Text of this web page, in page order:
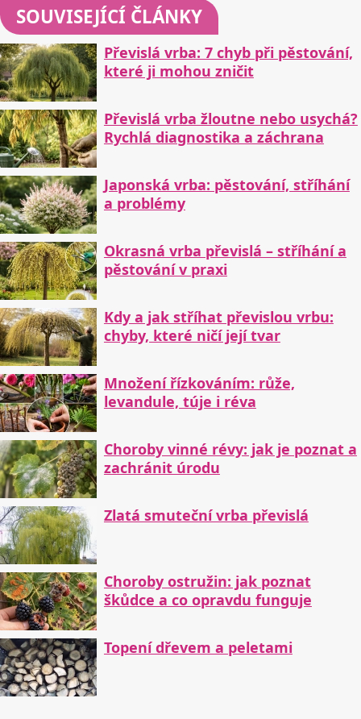
SOUVISEJÍCÍ ČLÁNKY
Převislá vrba: 7 chyb při pěstování,
které ji mohou zničit
Převislá vrba žloutne nebo usychá?
Rychlá diagnostika a záchrana
Japonská vrba: pěstování, stříhání
a problémy
Okrasná vrba převislá – stříhání a
pěstování v praxi
Kdy a jak stříhat převislou vrbu:
chyby, které ničí její tvar
Množení řízkováním: růže,
levandule, túje i réva
Choroby vinné révy: jak je poznat a
zachránit úrodu
Zlatá smuteční vrba převislá
Choroby ostružin: jak poznat
škůdce a co opravdu funguje
Topení dřevem a peletami